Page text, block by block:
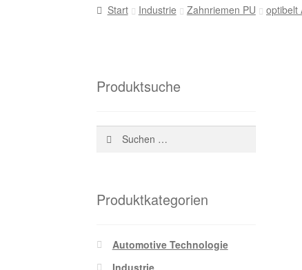
Start AGB Blog Datenschutz
Start Industrie Zahnriemen PU optibelt
Produktsuche
Suchen
nach:
Produktkategorien
Automotive Technologie